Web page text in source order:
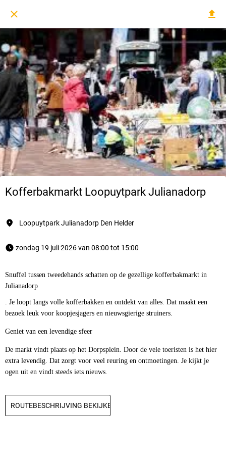
Kofferbakmarkt Loopuytpark Julianadorp
Loopuytpark Julianadorp Den Helder
zondag 19 juli 2026 van 08:00 tot 15:00
Snuffel tussen tweedehands schatten op de gezellige kofferbakmarkt in
Julianadorp
. Je loopt langs volle kofferbakken en ontdekt van alles. Dat maakt een
bezoek leuk voor koopjesjagers en nieuwsgierige struiners.
Geniet van een levendige sfeer
De markt vindt plaats op het Dorpsplein. Door de vele toeristen is het hier
extra levendig. Dat zorgt voor veel reuring en ontmoetingen. Je kijkt je
ogen uit en vindt steeds iets nieuws.
ROUTEBESCHRIJVING BEKIJKEN